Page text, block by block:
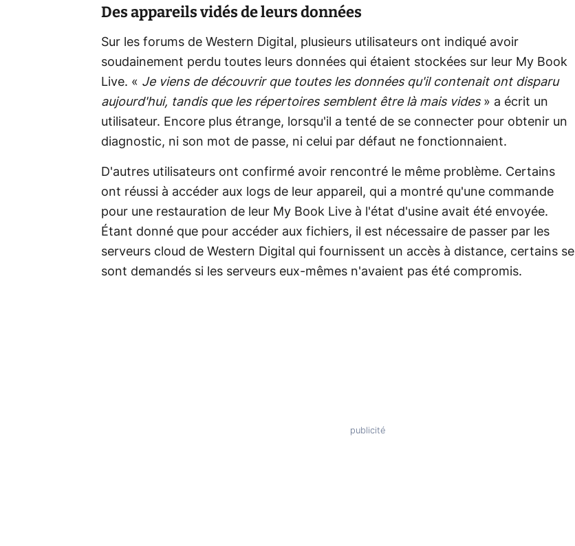
Des appareils vidés de leurs données
Sur les forums de Western Digital, plusieurs utilisateurs ont indiqué avoir
soudainement perdu toutes leurs données qui étaient stockées sur leur My Book
Live. « Je viens de découvrir que toutes les données qu'il contenait ont disparu
aujourd'hui, tandis que les répertoires semblent être là mais vides» a écrit un
utilisateur. Encore plus étrange, lorsqu'il a tenté de se connecter pour obtenir un
diagnostic, ni son mot de passe, ni celui par défaut ne fonctionnaient.
D'autres utilisateurs ont confirmé avoir rencontré le même problème. Certains
ont réussi à accéder aux logs de leur appareil, qui a montré qu'une commande
pour une restauration de leur My Book Live à l'état d'usine avait été envoyée.
Étant donné que pour accéder aux fichiers, il est nécessaire de passer par les
serveurs cloud de Western Digital qui fournissent un accès à distance, certains se
sont demandés si les serveurs eux-mêmes n'avaient pas été compromis.